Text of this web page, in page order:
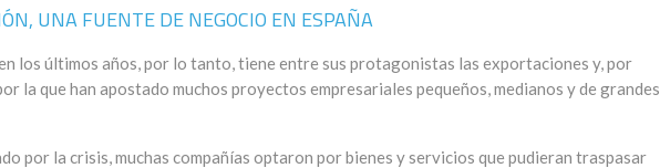
UNA FUENTE DE NEGOCIO EN ESPAÑA
los últimos años, por lo tanto, tiene entre sus protagonistas las exportaciones y, por
la que han apostado muchos proyectos empresariales pequeños, medianos y de grandes
por la crisis, muchas compañías optaron por bienes y servicios que pudieran traspasar